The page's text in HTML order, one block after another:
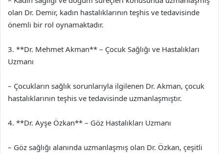
olan Dr. Demir, kadın hastalıklarının teşhis ve tedavisinde
önemli bir rol oynamaktadır.
3. **Dr. Mehmet Akman** – Çocuk Sağlığı ve Hastalıkları
Uzmanı
– Çocukların sağlık sorunlarıyla ilgilenen Dr. Akman, çocuk
hastalıklarının teşhis ve tedavisinde uzmanlaşmıştır.
4. **Dr. Ayşe Özkan** – Göz Hastalıkları Uzmanı
– Göz sağlığı alanında uzmanlaşmış olan Dr. Özkan, çeşitli